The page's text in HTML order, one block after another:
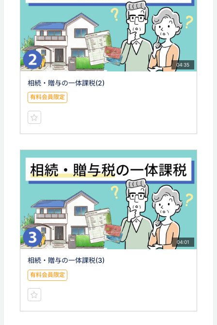
04:35
相続・贈与の一体課税(2)
有料会員限定
04:01
相続・贈与の一体課税(3)
有料会員限定